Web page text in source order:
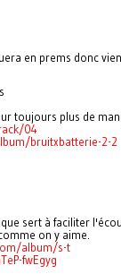
en prems donc
toujours plus de
04
bruitxbatterie-2-2
sert à faciliter
on y aime.
album/s-t
fwEgyg